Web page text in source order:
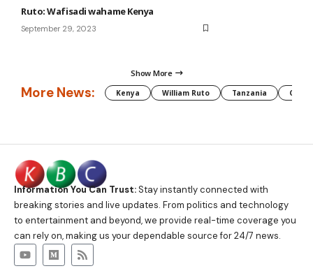
Ruto: Wafisadi wahame Kenya
September 29, 2023
Show More
More News: Kenya William Ruto Tanzania CAF
Information You Can Trust:Stay instantly connected with
breaking stories and live updates. From politics and technology
to entertainment and beyond, we provide real-time coverage you
can rely on, making us your dependable source for 24/7 news.